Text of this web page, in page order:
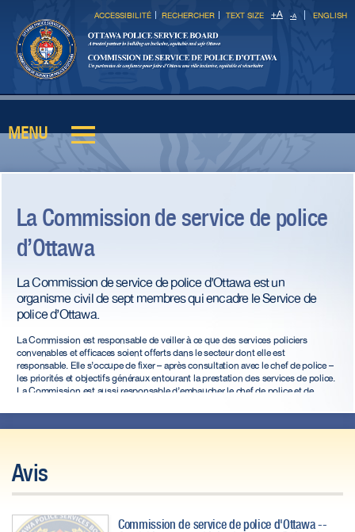
main
content
ENGLISH
TEXT SIZE -A
+A
ACCESSIBILITÉ RECHERCHER
MENU
Main menu
La Commission de service de police
d’Ottawa
La Commission de service de police d’Ottawa est un
organisme civil de sept membres qui encadre le Service de
police d’Ottawa.
La Commission est responsable de veiller à ce que des services policiers
convenables et efficaces soient offerts dans le secteur dont elle est
responsable. Elle s’occupe de fixer – après consultation avec le chef de police –
les priorités et objectifs généraux entourant la prestation des services de police.
La Commission est aussi responsable d’embaucher le chef de police et de
du Service de police et adopte un plan stratégique pour le Service au moins une
fois tous les quatre ans.
Avis
Commission de service de police d'Ottawa --